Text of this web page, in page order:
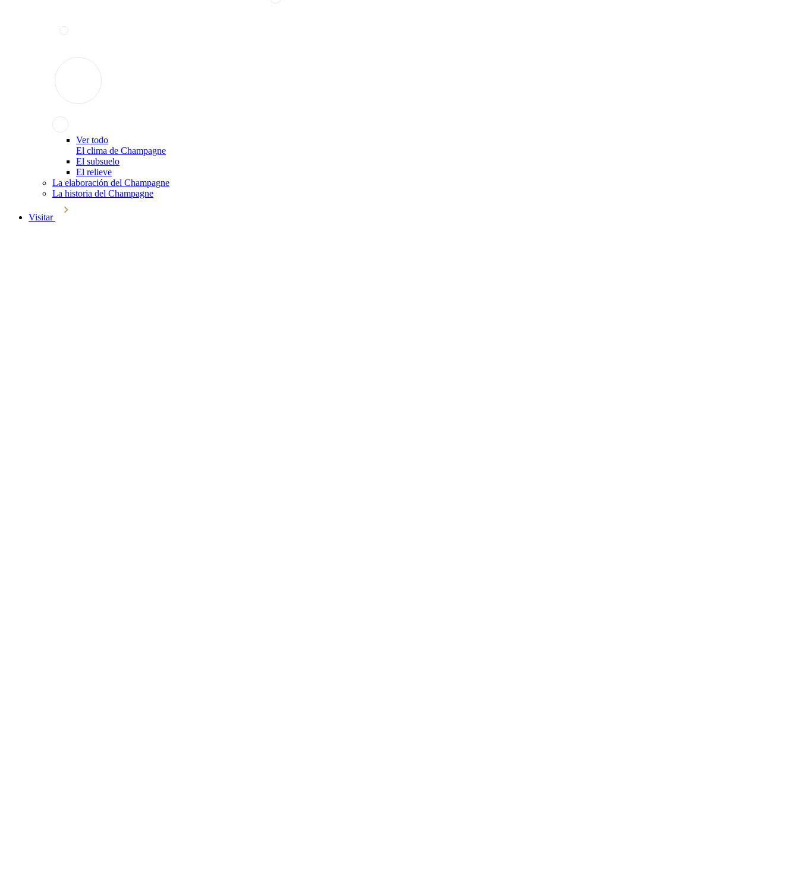
Ver todo
El clima de Champagne
El subsuelo
El relieve
La elaboración del Champagne
La historia del Champagne
Visitar